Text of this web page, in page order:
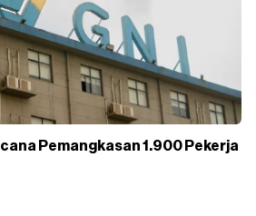
Pemangkasan 1.900 Pekerja